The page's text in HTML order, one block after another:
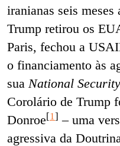
iranianas seis
Trump retirou os
Paris, fechou a
o financiamento às
sua National
Corolário de Trump
Donroe[1] – uma
agressiva da